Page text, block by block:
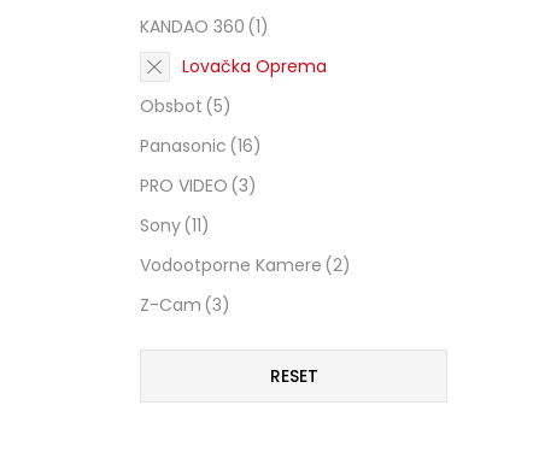
KANDAO 360 (1)
Lovačka Oprema
Obsbot (5)
Panasonic (16)
PRO VIDEO (3)
Sony(11)
Vodootporne Kamere (2)
Z-Cam (3)
RESET